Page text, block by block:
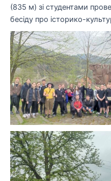
(835 м) зі студентами
бесіду про історико-